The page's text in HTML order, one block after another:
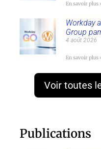
En savoir plus
Workday
Group
4 août 2026
En savoir plus
Voir toutes
Publications